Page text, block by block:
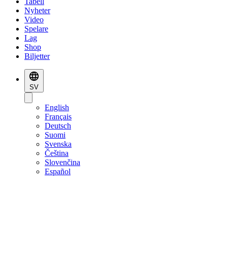
Nyheter
Video
Spelare
Lag
Shop
Biljetter
SV
English
Français
Deutsch
Suomi
Svenska
Čeština
Slovenčina
Español